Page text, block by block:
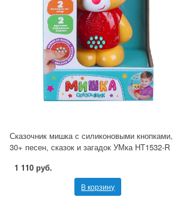
Сказочник мишка с силиконовыми кнопками,
30+ песен, сказок и загадок УМка HT1532-R
1 110 руб.
В корзину